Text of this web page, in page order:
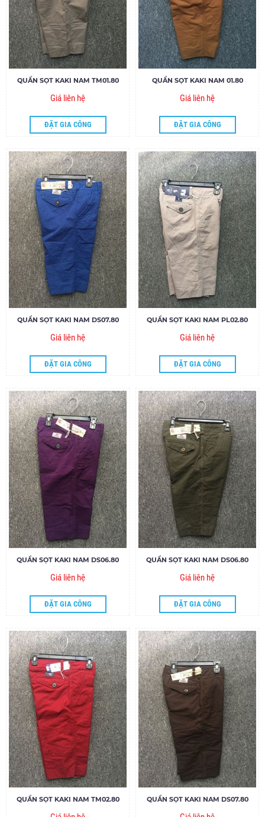
QUẦN SỌT KAKI NAM TM01.80
Giá liên hệ
ĐẶT GIA CÔNG
QUẦN SỌT KAKI NAM 01.80
Giá liên hệ
ĐẶT GIA CÔNG
QUẦN SỌT KAKI NAM DS07.80
Giá liên hệ
ĐẶT GIA CÔNG
QUẦN SỌT KAKI NAM PL02.80
Giá liên hệ
ĐẶT GIA CÔNG
QUẦN SỌT KAKI NAM DS06.80
Giá liên hệ
ĐẶT GIA CÔNG
QUẦN SỌT KAKI NAM DS06.80
Giá liên hệ
ĐẶT GIA CÔNG
QUẦN SỌT KAKI NAM TM02.80 QUẦN SỌT KAKI NAM DS07.80